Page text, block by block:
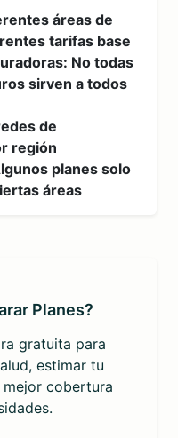
áreas de
tarifas base
No todas
sirven a todos
de
región
planes solo
áreas
Planes?
gratuita para
estimar tu
cobertura